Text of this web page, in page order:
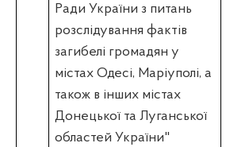
Ради України з питань
розслідування фактів
загибелі громадян у
містах Одесі, Маріуполі, а
також в інших містах
Донецької та Луганської
областей України"